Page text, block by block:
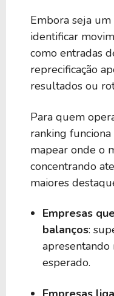
Embora seja
identificar
como entradas
reprecificação
resultados ou
Para quem
ranking
mapear onde o
concentrando
maiores
Empresas
balanços:
apresentando
esperado.